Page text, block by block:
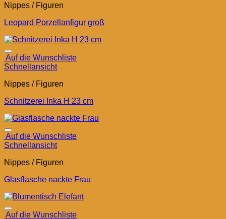
Nippes / Figuren
Leopard Porzellanfigur groß
Auf die Wunschliste
Schnellansicht
Nippes / Figuren
Schnitzerei Inka H 23 cm
Auf die Wunschliste
Schnellansicht
Nippes / Figuren
Glasflasche nackte Frau
Auf die Wunschliste